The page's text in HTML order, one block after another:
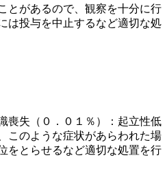
とがあるので、観察を十分に行
は投与を中止するなど適切な処
喪失（０．０１％）：起立性低
このような症状があらわれた場
をとらせるなど適切な処置を行